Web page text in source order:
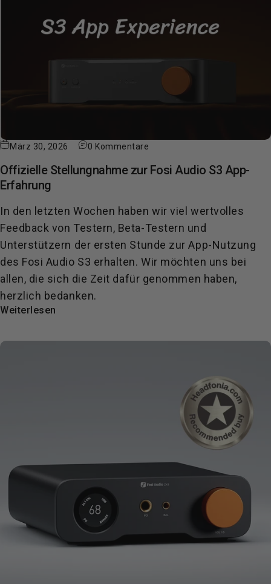
März 30, 2026 0 Kommentare
Offizielle Stellungnahme zur Fosi Audio S3 App-
Erfahrung
In den letzten Wochen haben wir viel wertvolles
Feedback von Testern, Beta-Testern und
Unterstützern der ersten Stunde zur App-Nutzung
des Fosi Audio S3 erhalten. Wir möchten uns bei
allen, die sich die Zeit dafür genommen haben,
herzlich bedanken.
Weiterlesen